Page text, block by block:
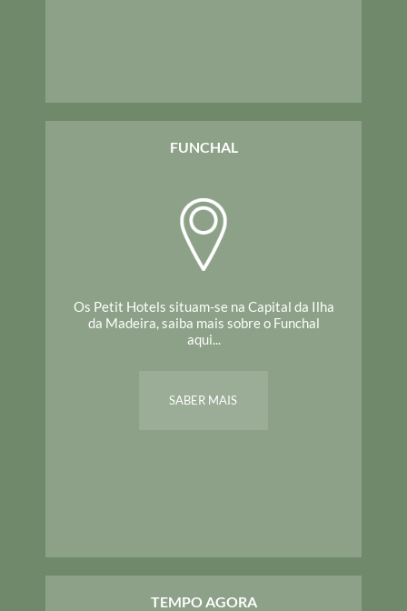
FUNCHAL
Os Petit Hotels situam-se na Capital da Ilha
da Madeira, saiba mais sobre o Funchal
aqui...
SABER MAIS
TEMPO AGORA